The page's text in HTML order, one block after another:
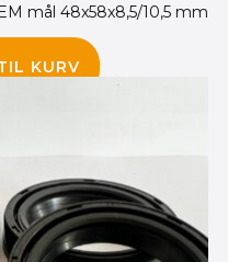
mål 48x58x8,5/10,5 mm
KURV